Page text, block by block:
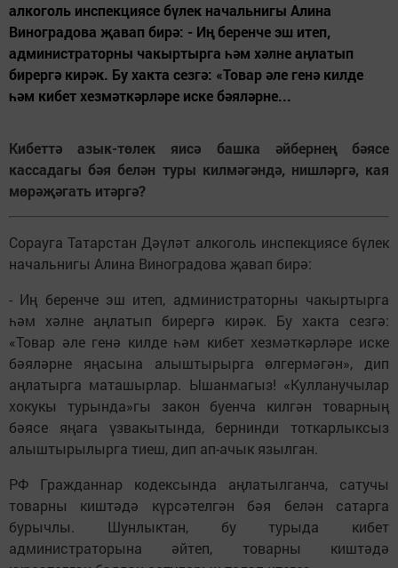
алкоголь инспекциясе бүлек начальнигы Алина
Виноградова җавап бирә: - Иң беренче эш итеп,
администраторны чакыртырга һәм хәлне аңлатып
бирергә кирәк. Бу хакта сезгә: «Товар әле генә килде
һәм кибет хезмәткәрләре иске бәяләрне...
Кибеттә азык-төлек яисә башка әйбернең бәясе
кассадагы бәя белән туры килмәгәндә, нишләргә, кая
мөрәҗәгать итәргә?
Сорауга Татарстан Дәүләт алкоголь инспекциясе бүлек
начальнигы Алина Виноградова җавап бирә:
- Иң беренче эш итеп, администраторны чакыртырга
һәм хәлне аңлатып бирергә кирәк. Бу хакта сезгә:
«Товар әле генә килде һәм кибет хезмәткәрләре иске
бәяләрне яңасына алыштырырга өлгермәгән», дип
аңлатырга маташырлар. Ышанмагыз! «Кулланучылар
хокукы турында»гы закон буенча килгән товарның
бәясе яңага үзвакытында, бернинди тоткарлыксыз
алыштырылырга тиеш, дип ап-ачык язылган.
РФ Гражданнар кодексында аңлатылганча, сатучы
товарны киштәдә күрсәтелгән бәя белән сатарга
бурычлы. Шунлыктан, бу турыда кибет
администраторына әйтеп, товарны киштәдә